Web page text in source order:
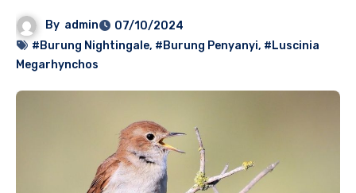
By admin
07/10/2024
#Burung Nightingale, #Burung Penyanyi, #Luscinia
Megarhynchos